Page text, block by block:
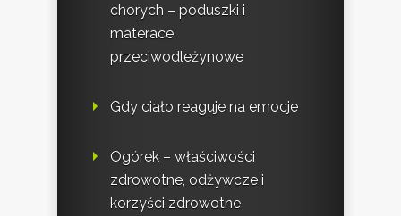
chorych – poduszki i
materace
przeciwodleżynowe
Gdy ciało reaguje na emocje
Ogórek – właściwości
zdrowotne, odżywcze i
korzyści zdrowotne